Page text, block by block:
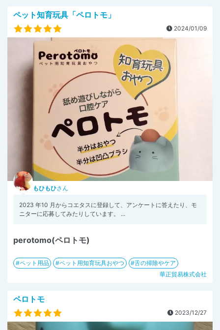
ペット知育玩具「ペロトモ」
2024/01/09
もひもひさん
2023 年10 月からコエタスに登録して、アンケートに答えたり、モ
ニターに応募してみたりしています。 ...
perotomo(ペロトモ)
ペット用品 ペット用知育玩具おやつ
舌の掃除やケア
華正貿易株式会社
ペロトモ
2023/12/27